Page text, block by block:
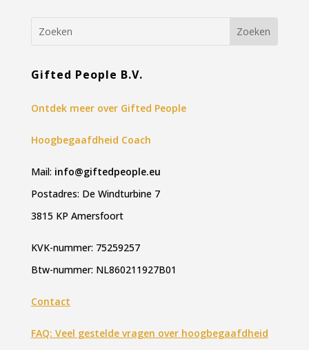
Gifted People B.V.
Ontdek meer over Gifted People
Hoogbegaafdheid Coach
Mail: info@giftedpeople.eu
Postadres: De Windturbine 7
3815 KP Amersfoort
KVK-nummer: 75259257
Btw-nummer: NL860211927B01
Contact
FAQ: Veel gestelde vragen over hoogbegaafdheid